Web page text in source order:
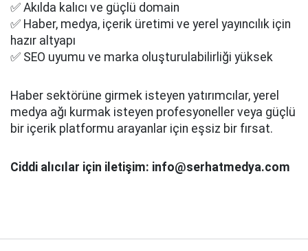
✅ Akılda kalıcı ve güçlü domain
✅ Haber, medya, içerik üretimi ve yerel yayıncılık için
hazır altyapı
✅ SEO uyumu ve marka oluşturulabilirliği yüksek
Haber sektörüne girmek isteyen yatırımcılar, yerel
medya ağı kurmak isteyen profesyoneller veya güçlü
bir içerik platformu arayanlar için eşsiz bir fırsat.
Ciddi alıcılar için iletişim: info@serhatmedya.com